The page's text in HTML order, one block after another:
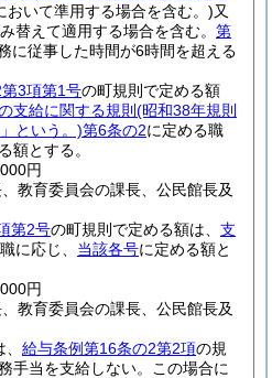
おいて準用する場合を含む。)又
替えて適用する場合を含む。 第
に従事した時間が6時間を超える
3項第1号の町規則で定める額
支給に関する規則 (昭和38年規則
という。)第6条の2に定める職
額とする。
円
教育委員会の課長、公民館長及
第2号の町規則で定める額は、 支
に応じ、 当該各号に定める額と
円
教育委員会の課長、公民館長及
給与条例第16条の2第2項の規
手当を支給しない。
この場合に